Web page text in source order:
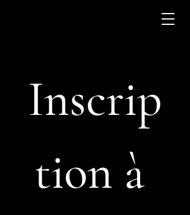
Inscrip
tion à